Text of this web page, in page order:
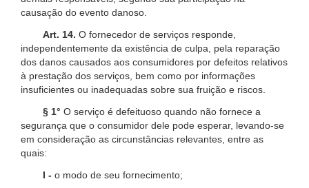
causação do evento danoso.
Art. 14. O fornecedor de serviços responde,
independentemente da existência de culpa, pela reparação
dos danos causados aos consumidores por defeitos relativos
à prestação dos serviços, bem como por informações
insuficientes ou inadequadas sobre sua fruição e riscos.
§ 1° O serviço é defeituoso quando não fornece a
segurança que o consumidor dele pode esperar, levando-se
em consideração as circunstâncias relevantes, entre as
quais:
I - o modo de seu fornecimento;